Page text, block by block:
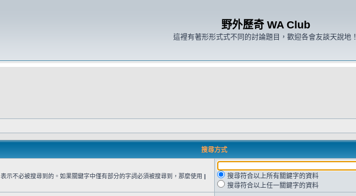
野外歷奇 WA Club
這裡有著形形式式不同的討論題目，歡迎各會友談天說地！
搜尋方式
表示不必被搜尋到的。如果關鍵字中僅有部分的字詞必須被搜尋到，那麼使用 |
搜尋符合以上所有關鍵字的資料
搜尋符合以上任一關鍵字的資料